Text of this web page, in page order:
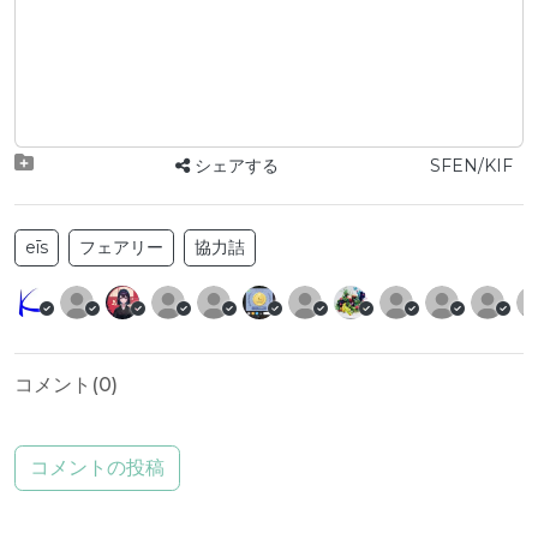
シェアする SFEN/KIF
eīs フェアリー 協力詰
コメント(0)
コメントの投稿